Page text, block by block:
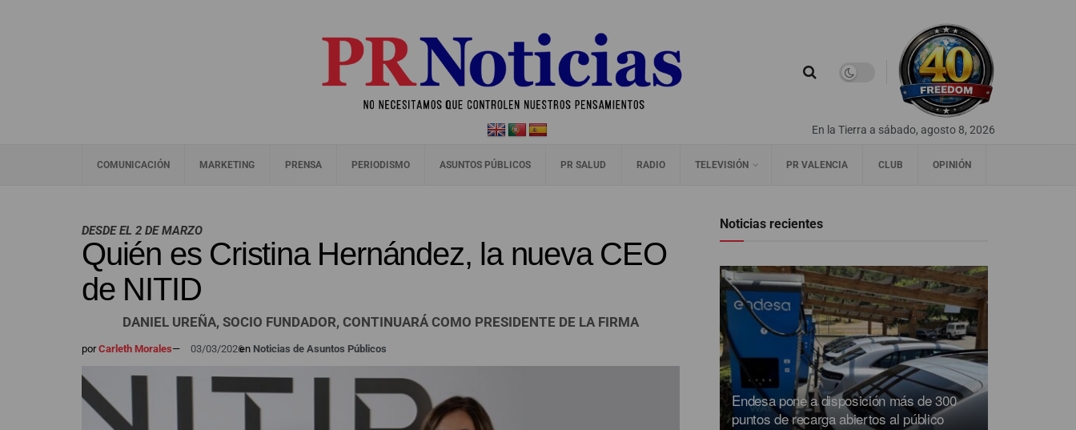
En la Tierra a sábado, agosto 8, 2026
COMUNICACIÓN MARKETING PRENSA PERIODISMO ASUNTOS PÚBLICOS PR SALUD RADIO TELEVISIÓN PR VALENCIA CLUB OPINIÓN
DESDE EL 2 DE MARZO
Quién es Cristina Hernández, la nueva CEO
de NITID
DANIEL UREÑA, SOCIO FUNDADOR, CONTINUARÁ COMO PRESIDENTE DE LA FIRMA
porCarleth Morales— 03/03/2026en Noticias de Asuntos Públicos
Noticias recientes
Endesa pone a disposición más de 300
puntos de recarga abiertos al público